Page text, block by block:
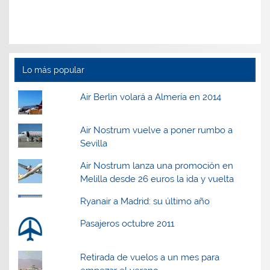
Lo más popular
Air Berlin volará a Almería en 2014
Air Nostrum vuelve a poner rumbo a
Sevilla
Air Nostrum lanza una promoción en
Melilla desde 26 euros la ida y vuelta
Ryanair a Madrid: su último año
Pasajeros octubre 2011
Retirada de vuelos a un mes para